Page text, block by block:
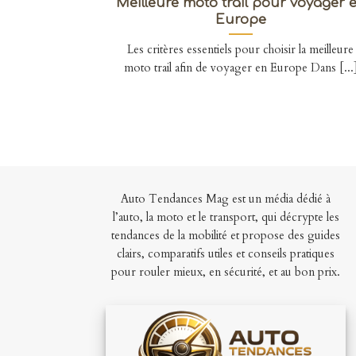
Europe
Les critères essentiels pour choisir la meilleure
moto trail afin de voyager en Europe Dans [...]
Auto Tendances Mag est un média dédié à
l’auto, la moto et le transport, qui décrypte les
tendances de la mobilité et propose des guides
clairs, comparatifs utiles et conseils pratiques
pour rouler mieux, en sécurité, et au bon prix.